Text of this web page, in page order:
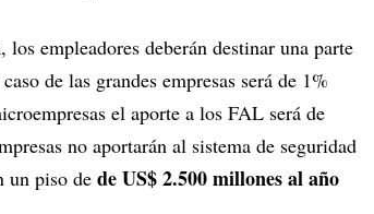
empleadores deberán destinar una parte
de las grandes empresas será de 1%
el aporte a los FAL será de
no aportarán al sistema de seguridad
un piso de de US$ 2.500 millones al año